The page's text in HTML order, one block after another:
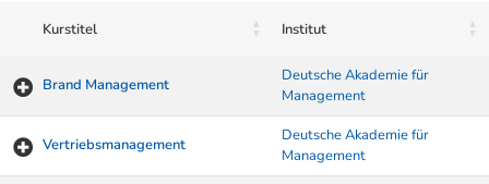
Kurstitel Institut
Brand Management
Deutsche Akademie für
Management
Vertriebsmanagement
Deutsche Akademie für
Management